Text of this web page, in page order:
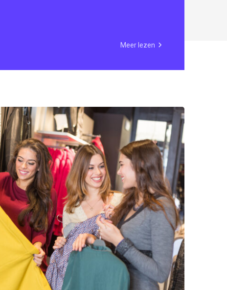
Meer lezen